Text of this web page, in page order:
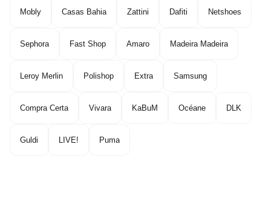
Mobly Casas Bahia Zattini Dafiti Netshoes
Sephora Fast Shop Amaro Madeira Madeira
Leroy Merlin Polishop Extra Samsung
Compra Certa Vivara KaBuM Océane DLK
Guldi LIVE! Puma